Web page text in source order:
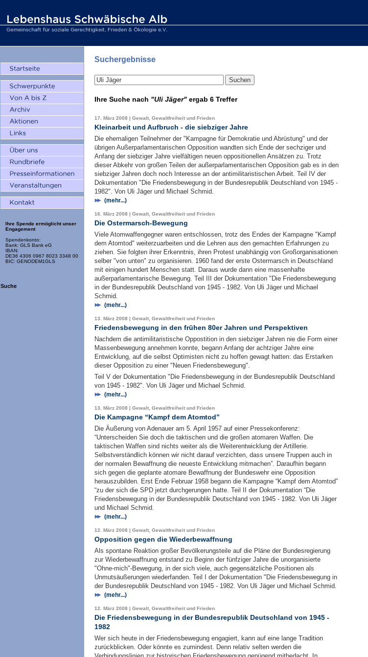
Ihre Spende ermöglicht unser
Engagement
Spendenkonto:
Bank: GLS Bank eG
IBAN:
DE36 4306 0967 8023 3348 00
BIC: GENODEM1GLS
Suche
Suchergebnisse
Ihre Suche nach "Uli Jäger" ergab 6 Treffer
17. März 2008 | Gewalt, Gewaltfreiheit und Frieden
Kleinarbeit und Aufbruch - die siebziger Jahre
Die ehemaligen Teilnehmer der "Kampagne für Demokratie und Abrüstung" und der
übrigen Außerparlamentarischen Opposition wandten sich Ende der sechziger und
Anfang der siebziger Jahre vielfältigen neuen oppositionellen Ansätzen zu. Trotz
dieser Abkehr von großen Teilen der außerparlamentarischen Opposition gab es in den
siebziger Jahren doch noch Interesse an der antimilitaristischen Arbeit. Teil IV der
Dokumentation "Die Friedensbewegung in der Bundesrepublik Deutschland von 1945 -
1982". Von Uli Jäger und Michael Schmid.
(mehr...)
16. März 2008 | Gewalt, Gewaltfreiheit und Frieden
Die Ostermarsch-Bewegung
Viele Atomwaffengegner waren entschlossen, trotz des Endes der Kampagne "Kampf
dem Atomtod" weiterzuarbeiten und die Lehren aus den gemachten Erfahrungen zu
ziehen. Sie folgten ihrer Erkenntnis, ihren Protest unabhängig von Großorganisationen
selber "von unten" zu organisieren. 1960 fand der erste Ostermarsch in Deutschland
mit einigen hundert Menschen statt. Daraus wurde dann eine massenhafte
außerparlamentarische Bewegung. Teil III der Dokumentation "Die Friedensbewegung
in der Bundesrepublik Deutschland von 1945 - 1982. Von Uli Jäger und Michael
Schmid.
(mehr...)
13. März 2008 | Gewalt, Gewaltfreiheit und Frieden
Friedensbewegung in den frühen 80er Jahren und Perspektiven
Nachdem die antimilitaristische Oppostition in den siebziger Jahren nie die Form einer
Massenbewegung annehmen konnte, begann Anfang der achtziger Jahre eine
Entwicklung, auf die selbst Optimisten nicht zu hoffen gewagt hatten: das Erstarken
dieser Opposition zu einer "Neuen Friedensbewegung".
Teil V der Dokumentation "Die Friedensbewegung in der Bundesrepublik Deutschland
von 1945 - 1982". Von Uli Jäger und Michael Schmid.
(mehr...)
13. März 2008 | Gewalt, Gewaltfreiheit und Frieden
Die Kampagne “Kampf dem Atomtod”
Die Äußerung von Adenauer am 5. April 1957 auf einer Pressekonferenz:
“Unterscheiden Sie doch die taktischen und die großen atomaren Waffen. Die
taktischen Waffen sind nichts weiter als die Weiterentwicklung der Artillerie.
Selbstverständlich können wir nicht darauf verzichten, dass unsere Truppen auch in
der normalen Bewaffnung die neueste Entwicklung mitmachen”. Daraufhin begann
sich gegen die geplante atomare Bewaffnung der Bundeswehr eine Opposition
herauszubilden. Erst Ende Februar 1958 begann die Kampagne “Kampf dem Atomtod”
“zu der sich die SPD jetzt durchgerungen hatte. Teil II der Dokumentation “Die
Friedensbewegung in der Bundesrepublik Deutschland von 1945 - 1982. Von Uli Jäger
und Michael Schmid.
(mehr...)
12. März 2008 | Gewalt, Gewaltfreiheit und Frieden
Opposition gegen die Wiederbewaffnung
Als spontane Reaktion großer Bevölkerungsteile auf die Pläne der Bundesregierung
zur Wiederbewaffnung entstand zu Beginn der fünfziger Jahre die unorganisierte
"Ohne-mich"-Bewegung, in der sich viele, auch gegensätzliche Positionen als
Unmutsäußerungen wiederfanden. Teil I der Dokumentation "Die Friedensbewegung in
der Bundesrepublik Deutschland von 1945 - 1982. Von Uli Jäger und Michael Schmid.
(mehr...)
12. März 2008 | Gewalt, Gewaltfreiheit und Frieden
Die Friedensbewegung in der Bundesrepublik Deutschland von 1945 -
1982
Wer sich heute in der Friedensbewegung engagiert, kann auf eine lange Tradition
zurückblicken. Oder könnte es zumindest. Denn relativ selten werden die